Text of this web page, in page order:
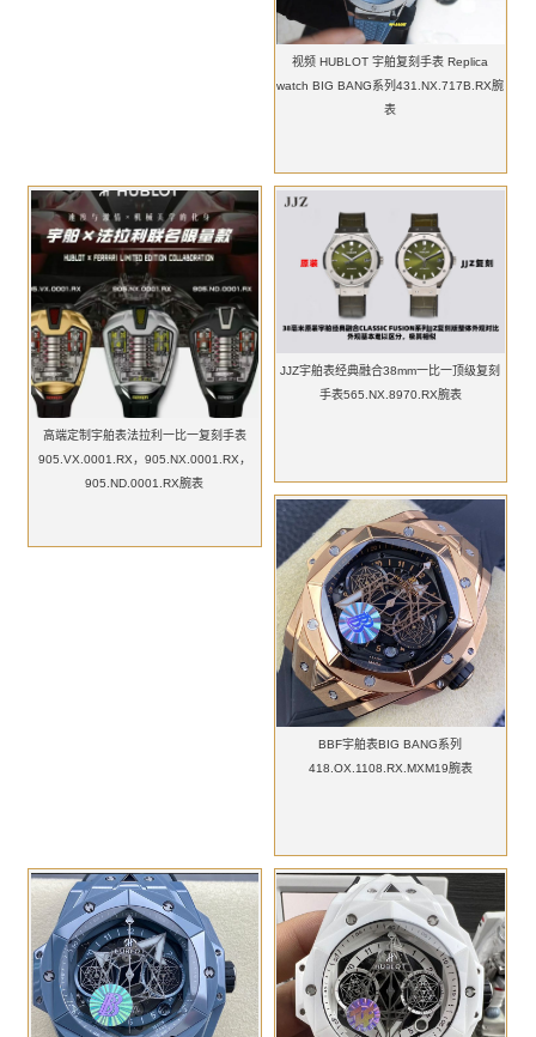
视频 HUBLOT 宇舶复刻手表 Replica
watch BIG BANG系列431.NX.717B.RX腕
表
高端定制宇舶表法拉利一比一复刻手表
905.VX.0001.RX，905.NX.0001.RX，
905.ND.0001.RX腕表
JJZ宇舶表经典融合38mm一比一顶级复刻
手表565.NX.8970.RX腕表
BBF宇舶表BIG BANG系列
418.OX.1108.RX.MXM19腕表